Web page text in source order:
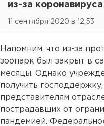
из-за коронавируса
11 сентября 2020 в 12:53
Напомним, что из-за
зоопарк был закрыт в
месяцы. Однако
получить
представителям
пострадавших от
пандемией.